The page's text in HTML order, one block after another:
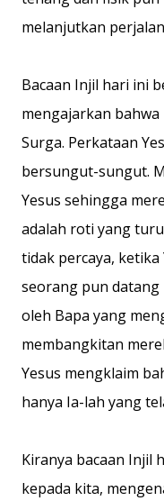
melanjutkan
Bacaan Injil hari ini
mengajarkan
Surga. Perkataan
bersungut-sungut.
Yesus sehingga
adalah roti yang
tidak percaya,
seorang pun
oleh Bapa yang
membangkitan
Yesus mengklaim
hanya Ia-lah yang
Kiranya bacaan Injil
kepada kita,